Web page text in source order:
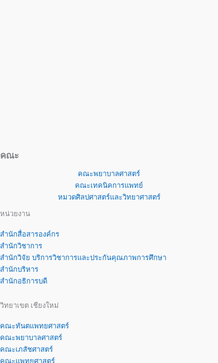
คณะ
คณะพยาบาลศาสตร์
คณะเทคนิคการแพทย์
หมวดศิลปศาสตร์และวิทยาศาสตร์
หน่วยงาน
สำนักสื่อสารองค์กร
สำนักวิชาการ
สำนักวิจัย บริการวิชาการและประกันคุณภาพการศึกษา
สำนักบริหาร
สำนักอธิการบดี
วิทยาเขต เชียงใหม่
คณะทันตแพทยศาสตร์
คณะพยาบาลศาสตร์
คณะเภสัชศาสตร์
คณะแพทยศาสตร์